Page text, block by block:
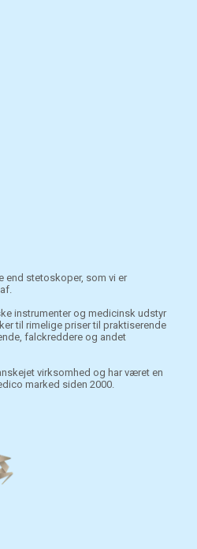
end stetoskoper, som vi er
instrumenter og medicinsk udstyr
til rimelige priser til praktiserende
falckreddere og andet
virksomhed og har været en
marked siden 2000.